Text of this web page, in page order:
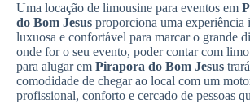
Uma locação de limousine para eventos em
do Bom Jesus proporciona uma experiência
luxuosa e confortável para marcar o grande
onde for o seu evento, poder contar com
para alugar em Pirapora do Bom Jesus
comodidade de chegar ao local com um
profissional, conforto e cercado de pessoas